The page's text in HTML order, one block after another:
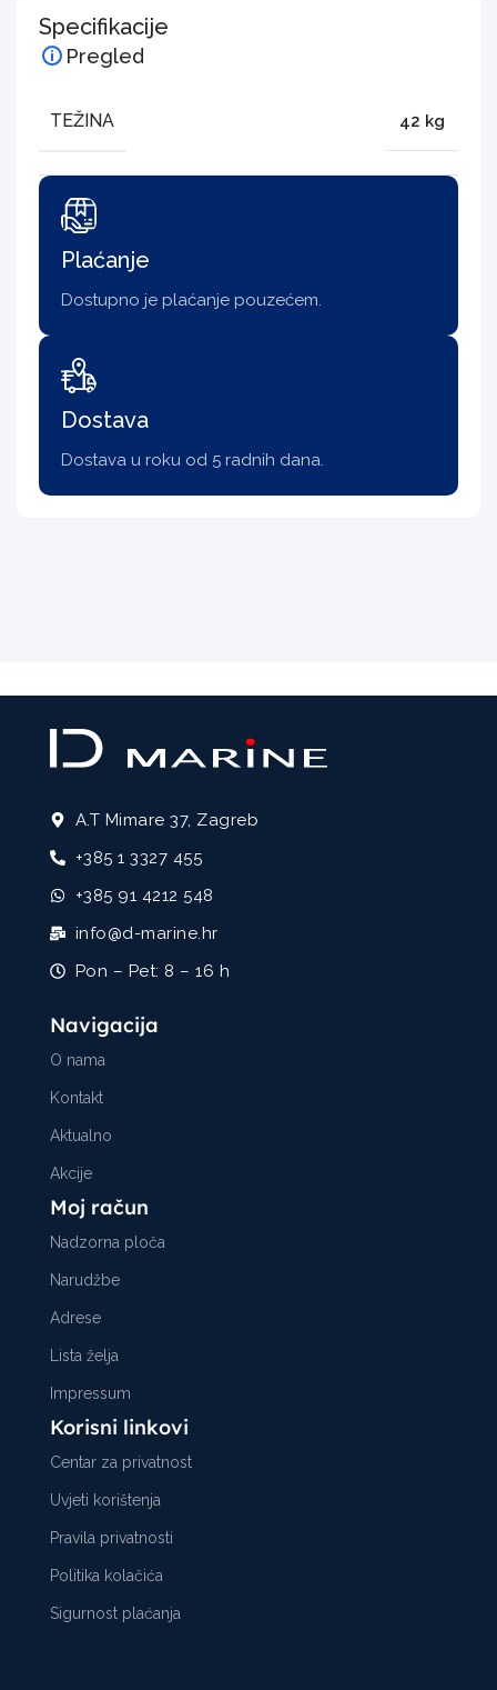
Specifikacije
Pregled
TEŽINA 42 kg
Plaćanje
Dostupno je plaćanje pouzećem.
Dostava
Dostava u roku od 5 radnih dana.
A.T Mimare 37, Zagreb
+385 1 3327 455
+385 91 4212 548
info@d-marine.hr
Pon – Pet: 8 – 16 h
Navigacija
O nama
Kontakt
Aktualno
Akcije
Moj račun
Nadzorna ploča
Narudžbe
Adrese
Lista želja
Impressum
Korisni linkovi
Centar za privatnost
Uvjeti korištenja
Pravila privatnosti
Politika kolačića
Sigurnost plaćanja